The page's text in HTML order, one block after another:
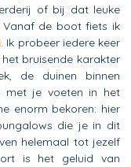
of bij dat leuke
de boot fiets ik
. Ik probeer iedere keer
bruisende karakter
de duinen binnen
met je voeten in het
enorm bekoren: hier
die je in dit
helemaal tot jezelf
is het geluid van